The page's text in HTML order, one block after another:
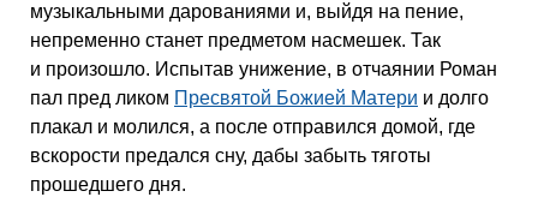
музыкальными дарованиями и, выйдя на пение,
непременно станет предметом насмешек. Так
и произошло. Испытав унижение, в отчаянии Роман
пал пред ликом Пресвятой Божией Матери и долго
плакал и молился, а после отправился домой, где
вскорости предался сну, дабы забыть тяготы
прошедшего дня.